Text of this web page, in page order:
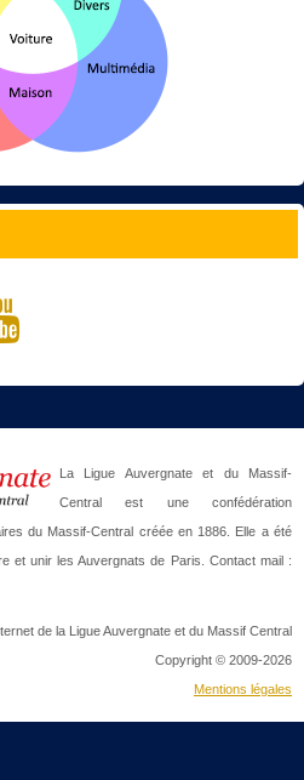
La Ligue Auvergnate et du Massif-
Central est une confédération
du Massif-Central créée en 1886. Elle a été
et unir les Auvergnats de Paris. Contact mail :
de la Ligue Auvergnate et du Massif Central
Copyright © 2009-2026
Mentions légales